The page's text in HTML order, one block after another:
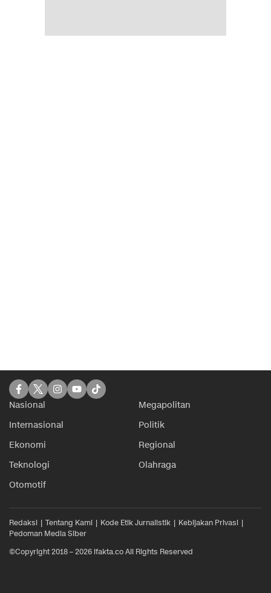
Nasional
Megapolitan
Internasional
Politik
Ekonomi
Regional
Teknologi
Olahraga
Otomotif
Redaksi Tentang Kami Kode Etik Jurnalistik
Kebijakan Privasi
Pedoman Media Siber
©Copyright 2018 – 2026 ifakta.co All Rights Reserved